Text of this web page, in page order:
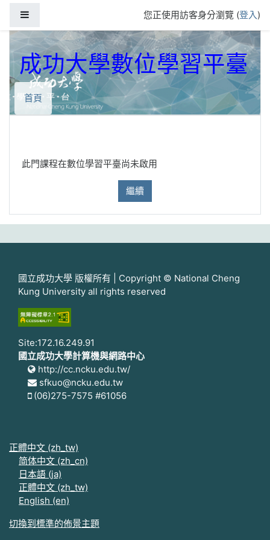
您正使用訪客身分瀏覽 (登入)
成功大學數位學習平臺
首頁
此門課程在數位學習平臺尚未啟用
繼續
國立成功大學 版權所有 | Copyright © National Cheng
Kung University all rights reserved
Site:172.16.249.91
國立成功大學計算機與網路中心
http://cc.ncku.edu.tw/
sfkuo@ncku.edu.tw
(06)275-7575 #61056
正體中文 ‎(zh_tw)‎
简体中文 ‎(zh_cn)‎
日本語 ‎(ja)‎
正體中文 ‎(zh_tw)‎
English ‎(en)‎
切換到標準的佈景主題